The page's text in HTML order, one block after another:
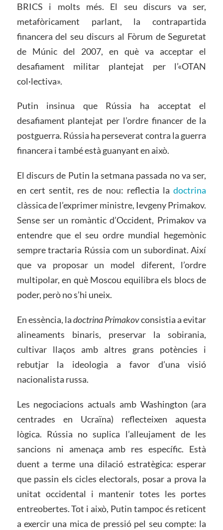
BRICS i molts més. El seu discurs va ser,
metafòricament parlant, la contrapartida
financera del seu discurs al Fòrum de Seguretat
de Múnic del 2007, en què va acceptar el
desafiament militar plantejat per l’«OTAN
col·lectiva».
Putin insinua que Rússia ha acceptat el
desafiament plantejat per l’ordre financer de la
postguerra. Rússia ha perseverat contra la guerra
financera i també està guanyant en això.
El discurs de Putin la setmana passada no va ser,
en cert sentit, res de nou: reflectia ladoctrina
clàssica de l’exprimer ministre, Ievgeny Primakov.
Sense ser un romàntic d’Occident, Primakov va
entendre que el seu ordre mundial hegemònic
sempre tractaria Rússia com un subordinat. Així
que va proposar un model diferent, l’ordre
multipolar, en què Moscou equilibra els blocs de
poder, però no s’hi uneix.
En essència, ladoctrina Primakovconsistia a evitar
alineaments binaris, preservar la sobirania,
cultivar llaços amb altres grans potències i
rebutjar la ideologia a favor d’una visió
nacionalista russa.
Les negociacions actuals amb Washington (ara
centrades en Ucraïna) reflecteixen aquesta
lògica. Rússia no suplica l’alleujament de les
sancions ni amenaça amb res específic. Està
duent a terme una dilació estratègica: esperar
que passin els cicles electorals, posar a prova la
unitat occidental i mantenir totes les portes
entreobertes. Tot i això, Putin tampoc és reticent
a exercir una mica de pressió pel seu compte: la